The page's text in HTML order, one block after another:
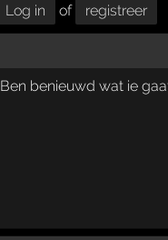
Log in of registreer
Ben benieuwd wat ie